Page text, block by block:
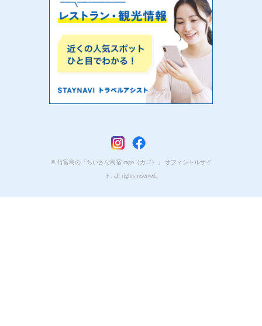
© 竹富島の「ちいさな島宿 cago（カゴ）」 オフィシャルサイ
ト. all rights reserved.